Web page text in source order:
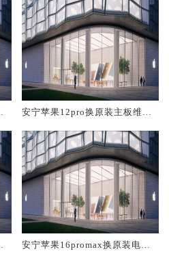
安宁苹果12pro换原装主板维修
安宁苹果16promax换原装电池